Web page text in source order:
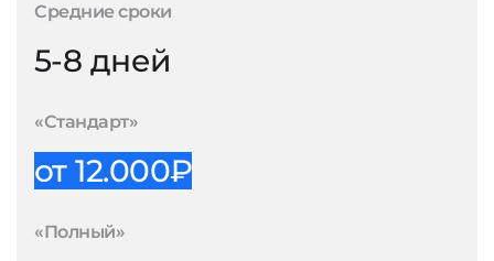
Средние сроки
5-8 дней
«Стандарт»
от 12.000₽
«Полный»